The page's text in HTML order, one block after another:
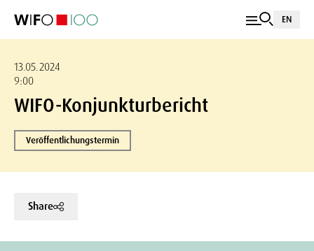
EN
13.05.2024
9:00
WIFO-Konjunkturbericht
Veröffentlichungstermin
Share